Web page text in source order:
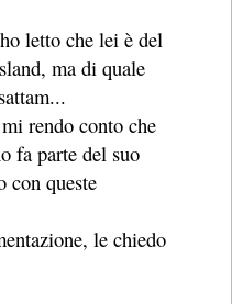
letto che lei è del
ma di quale
rendo conto che
fa parte del suo
con queste
le chiedo